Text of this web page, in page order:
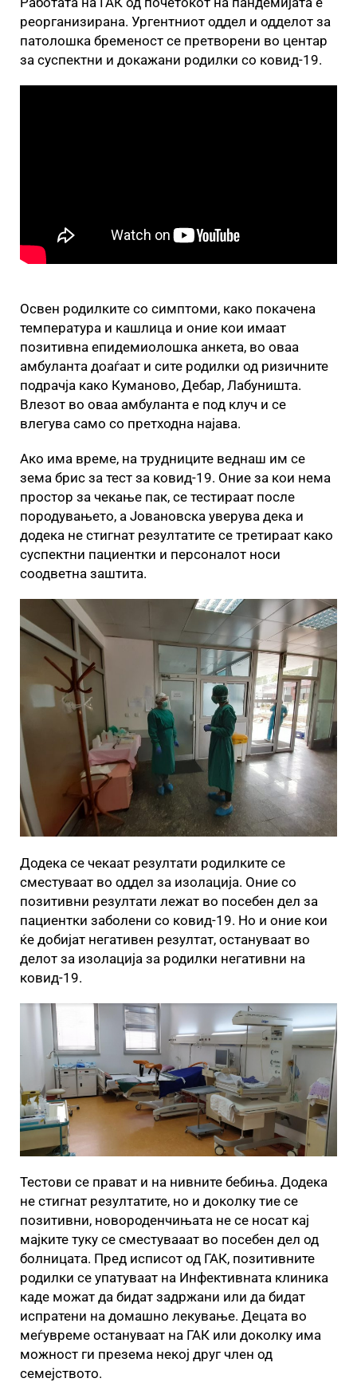
реорганизирана. Ургентниот оддел и одделот за
патолошка бременост се претворени во центар
за суспектни и докажани родилки со ковид-19.
Освен родилките со симптоми, како покачена
температура и кашлица и оние кои имаат
позитивна епидемиолошка анкета, во оваа
амбуланта доаѓаат и сите родилки од ризичните
подрачја како Куманово, Дебар, Лабуништа.
Влезот во оваа амбуланта е под клуч и се
влегува само со претходна најава.
Ако има време, на трудниците веднаш им се
зема брис за тест за ковид-19. Оние за кои нема
простор за чекање пак, се тестираат после
породувањето, а Јовановска уверува дека и
додека не стигнат резултатите се третираат како
суспектни пациентки и персоналот носи
соодветна заштита.
Додека се чекаат резултати родилките се
сместуваат во оддел за изолација. Оние со
позитивни резултати лежат во посебен дел за
пациентки заболени со ковид-19. Но и оние кои
ќе добијат негативен резултат, остануваат во
делот за изолација за родилки негативни на
ковид-19.
Тестови се прават и на нивните бебиња. Додека
не стигнат резултатите, но и доколку тие се
позитивни, новороденчињата не се носат кај
мајките туку се сместувааат во посебен дел од
болницата. Пред исписот од ГАК, позитивните
родилки се упатуваат на Инфективната клиника
каде можат да бидат задржани или да бидат
испратени на домашно лекување. Децата во
меѓувреме остануваат на ГАК или доколку има
можност ги презема некој друг член од
семејството.